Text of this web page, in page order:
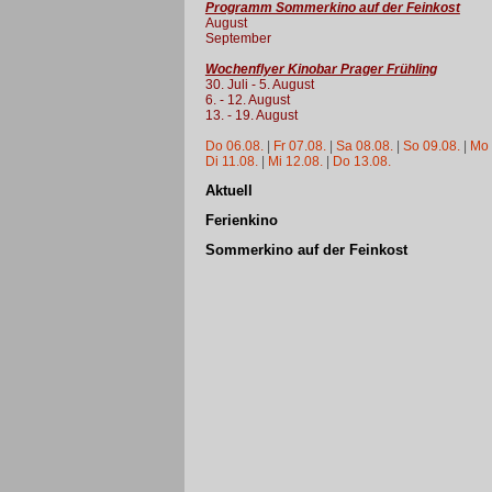
Programm Sommerkino auf der Feinkost
August
September
Wochenflyer Kinobar Prager Frühling
30. Juli - 5. August
6. - 12. August
13. - 19. August
Do 06.08. | Fr 07.08. | Sa 08.08. | So 09.08. | Mo
Di 11.08. | Mi 12.08. | Do 13.08.
Aktuell
Ferienkino
Sommerkino auf der Feinkost